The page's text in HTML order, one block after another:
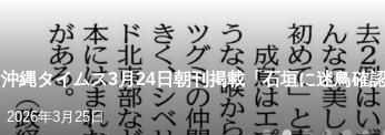
沖縄タイムス3月24日朝刊掲載「石垣に迷鳥
2026年3月25日